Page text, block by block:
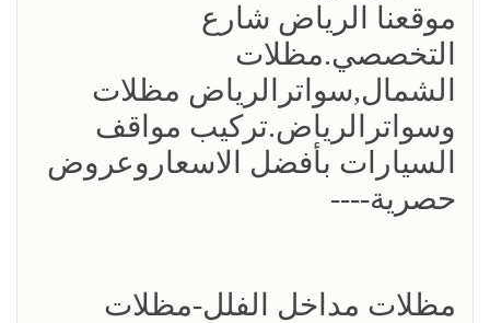
موقعنا الرياض شارع
التخصصي.مظلات
الشمال,سواترالرياض مظلات
وسواترالرياض.تركيب مواقف
السيارات بأفضل الاسعاروعروض
حصرية----
مظلات مداخل الفلل-مظلات